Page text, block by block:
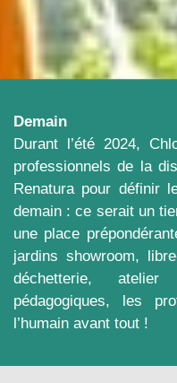
Demain
Durant l’été 2024,
professionnels de la
Renatura pour définir
demain : ce serait un
une place
jardins showroom,
déchetterie,
pédagogiques, les
l’humain avant tout !